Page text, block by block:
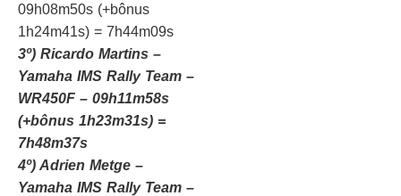
09h08m50s (+bônus
1h24m41s) = 7h44m09s
3º) Ricardo Martins –
Yamaha IMS Rally Team –
WR450F – 09h11m58s
(+bônus 1h23m31s) =
7h48m37s
4º) Adrien Metge –
Yamaha IMS Rally Team –